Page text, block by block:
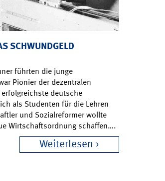
SCHWUNDGELD
führten die junge
Pionier der dezentralen
deutsche
als Studenten für die Lehren
und Sozialreformer wollte
Wirtschaftsordnung schaffen….
Weiterlesen